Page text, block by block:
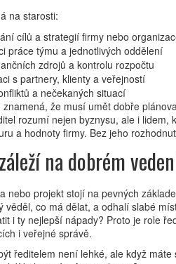
na starosti:
cílů a strategií firmy nebo
práce týmu a jednotlivých oddělení
zdrojů a kontrolu rozpočtu
s partnery, klienty a veřejností
a nečekaných situací
znamená, že musí umět dobře
rozumí nejen byznysu, ale i
a hodnoty firmy. Bez jeho
na dobrém
nebo projekt stojí na pevných
věděl, co má dělat, a odhalí slabé
i ty nejlepší nápady? Proto je role
i veřejné správě.
ředitelem není lehké, ale když